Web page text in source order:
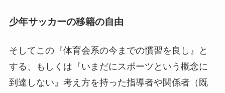
少年サッカーの移籍の自由
そしてこの『体育会系の今までの慣習を良し』と
する、もしくは『いまだにスポーツという概念に
到達しない』考え方を持った指導者や関係者（既